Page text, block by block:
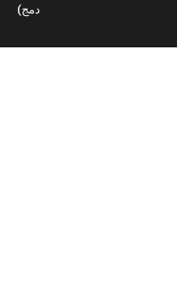
دمج)